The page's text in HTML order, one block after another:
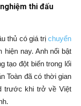
thi đấu
thủ có giá trị chuyển
hiện nay. Anh nổi bật
tạo đột biến trong lối
Toàn đã có thời gian
trước khi trở về Việt